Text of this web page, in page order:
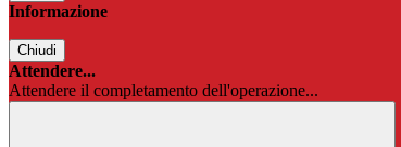
Informazione
Chiudi
Attendere...
Attendere il completamento dell'operazione...